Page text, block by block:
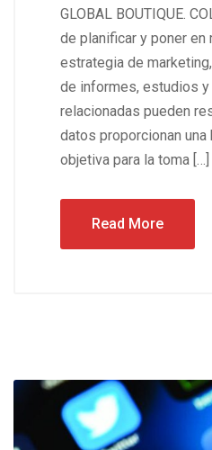
GLOBAL BOUTIQUE.
de planificar y poner en
estrategia de
de informes, estudios
relacionadas pueden
datos proporcionan
objetiva para la toma […]
Read More